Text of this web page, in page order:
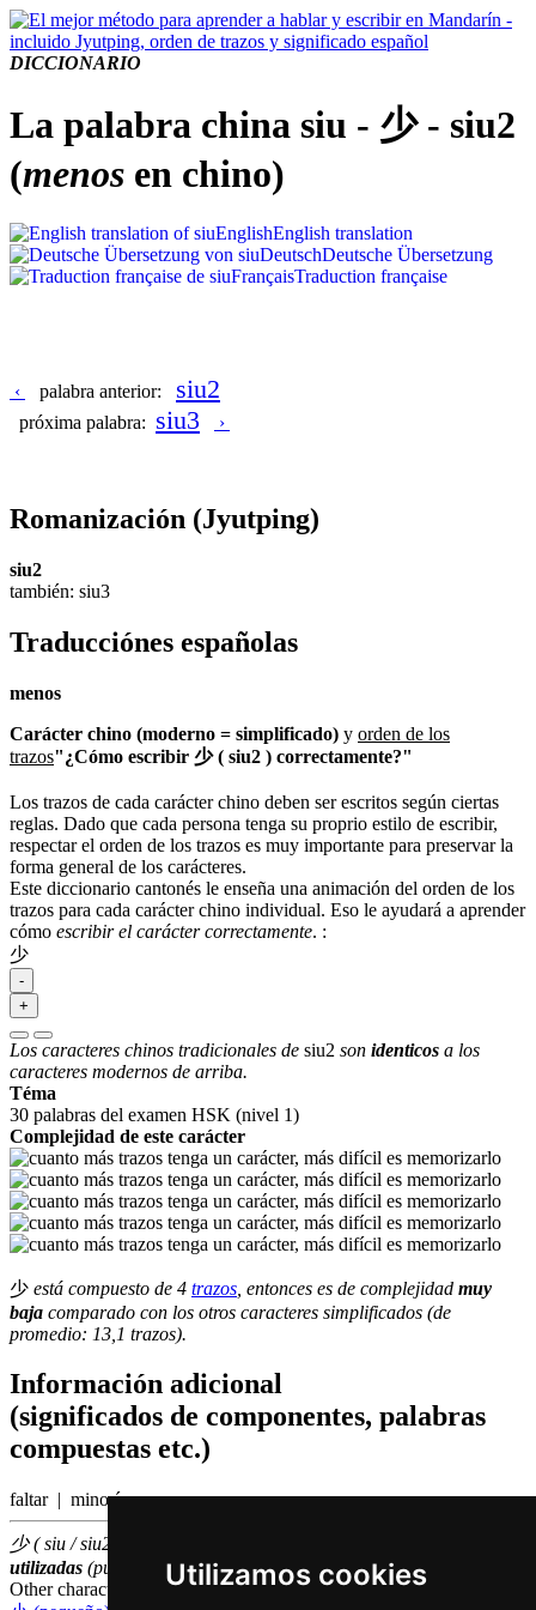
Utilizamos cookies
DICCIONARIO
La palabra china siu - 少 - siu2
(menos en chino)
EnglishEnglish translation
DeutschDeutsche Übersetzung
FrançaisTraduction française
‹ palabra anterior: siu2
próxima palabra: siu3 ›
Romanización (Jyutping)
siu2
también: siu3
Traducciónes españolas
menos
Carácter chino (moderno = simplificado) y orden de los
trazos"¿Cómo escribir 少 ( siu2 ) correctamente?"
Los trazos de cada carácter chino deben ser escritos según ciertas
reglas. Dado que cada persona tenga su proprio estilo de escribir,
respectar el orden de los trazos es muy importante para preservar la
forma general de los carácteres.
Este diccionario cantonés le enseña una animación del orden de los
trazos para cada carácter chino individual. Eso le ayudará a aprender
cómo escribir el carácter correctamente. :
少
-
+
Los caracteres chinos tradicionales de siu2 son identicos a los
caracteres modernos de arriba.
Téma
30 palabras del examen HSK (nivel 1)
Complejidad de este carácter
少 está compuesto de 4 trazos , entonces es de complejidad muy
baja comparado con los otros caracteres simplificados (de
promedio: 13,1 trazos).
Información adicional
(significados de componentes, palabras
compuestas etc.)
faltar | minoría
少 ( siu / siu2 ) hace parte de las
utilizadas (puesto número182entre los caracteres individuales
Other characters that are pronouncedsiu2 in Cantonese